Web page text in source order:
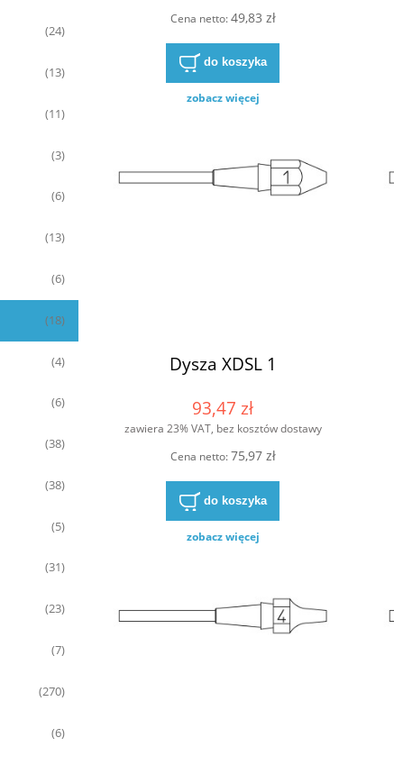
(24)
(13)
(11)
(3)
(6)
(13)
(6)
(18)
(4)
(6)
(38)
(38)
(5)
(31)
(23)
(7)
(270)
(6)
Cena netto:49,83 zł
do koszyka
zobacz więcej
Dysza XDSL 1
93,47 zł
zawiera 23% VAT, bez kosztów dostawy
Cena netto:75,97 zł
do koszyka
zobacz więcej